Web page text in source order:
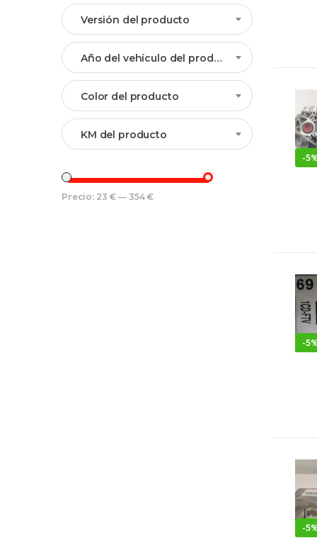
-
-
-
Versión del producto
Año del vehículo del producto
Color del producto
KM del producto
Precio: 23 € — 354 €